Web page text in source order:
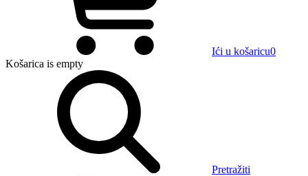
Ići u košaricu0
Košarica is empty
Pretražiti